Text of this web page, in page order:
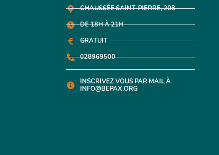
CHAUSSÉE SAINT-PIERRE, 208
DE 18H À 21H
GRATUIT
028969500
INSCRIVEZ VOUS PAR MAIL À
INFO@BEPAX.ORG